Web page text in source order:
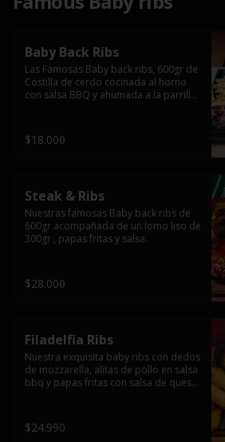
Baby Back Ribs
Las Famosas Baby back ribs, 600gr de
Costilla de cerdo cocinada al horno
con salsa BBQ y ahumada a la parrilla
$18.000
Steak & Ribs
Nuestras famosas Baby back ribs de
600gr acompañada de un lomo liso de
300gr , papas fritas y salsa.
$28.000
Filadelfia Ribs
Nuestra exquisita baby ribs con dedos
de mozzarella, alitas de pollo en salsa
bbq y papas fritas con salsa de queso
$24.990